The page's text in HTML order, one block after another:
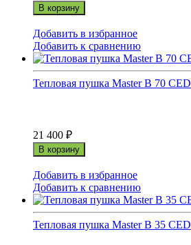
В корзину
Добавить в избранное
Добавить к сравнению
Тепловая пушка Master B 70 CED
21 400 ₽
В корзину
Добавить в избранное
Добавить к сравнению
Тепловая пушка Master B 35 CED